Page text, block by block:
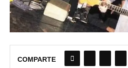
COMPARTE